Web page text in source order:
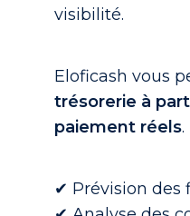
visibilité.
Eloficash vous
trésorerie à
paiement réels.
✔ Prévision des